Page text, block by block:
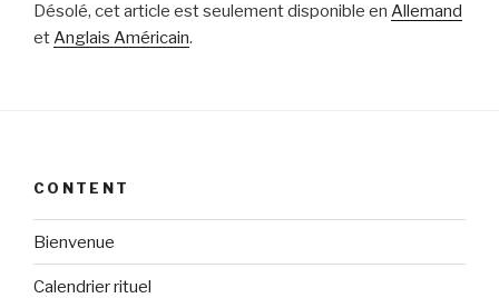
Désolé, cet article est seulement disponible en Allemand
etAnglais Américain.
CONTENT
Bienvenue
Calendrier rituel